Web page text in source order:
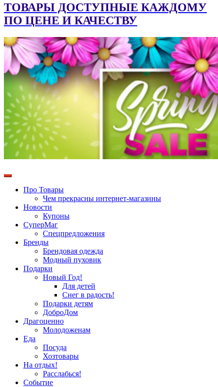
ТОВАРЫ ДОСТУПНЫЕ КАЖДОМУ
ПО ЦЕНЕ И КАЧЕСТВУ
Про Товары
Чем прекрасны интернет-магазины
Новости
Купоны
СуперМаг
Спецпредложения
Бренды
Брендовая одежда
Модный пуховик
Подарки
Новый Год!
Для детей
Снег в радость!
Подарки детям
ДоброДом
Драгоценно
Молодоженам
Еда
Посуда
Хозтовары
На отдых!
Расслабься!
Событие